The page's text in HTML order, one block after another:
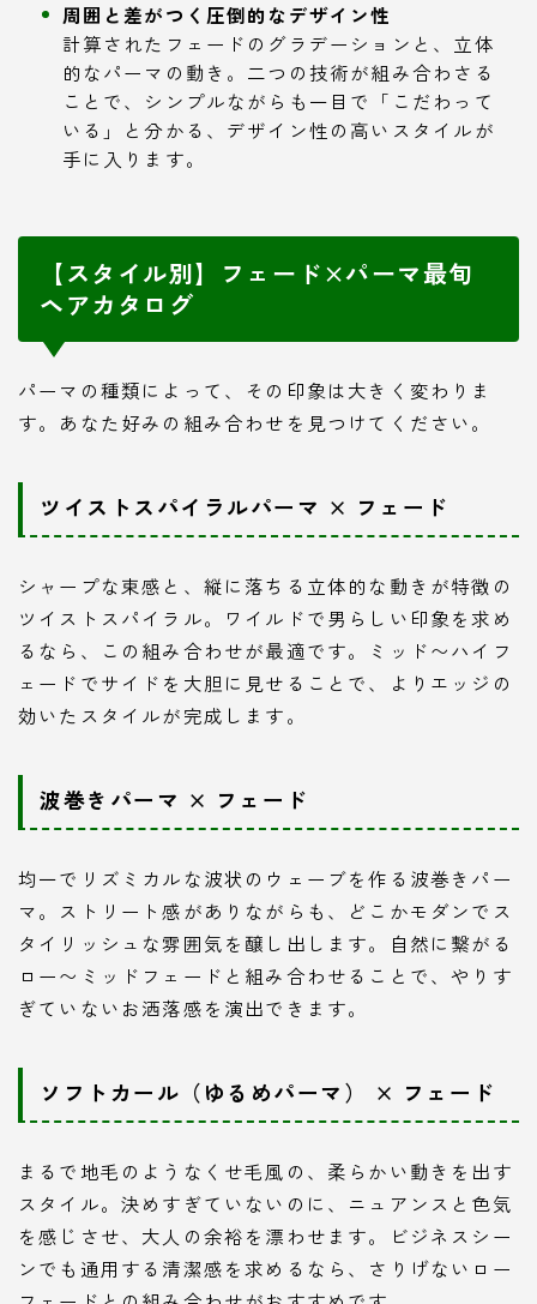
周囲と差がつく圧倒的なデザイン性
計算されたフェードのグラデーションと、立体
的なパーマの動き。二つの技術が組み合わさる
ことで、シンプルながらも一目で「こだわって
いる」と分かる、デザイン性の高いスタイルが
手に入ります。
【スタイル別】フェード×パーマ最旬
ヘアカタログ
パーマの種類によって、その印象は大きく変わりま
す。あなた好みの組み合わせを見つけてください。
ツイストスパイラルパーマ × フェード
シャープな束感と、縦に落ちる立体的な動きが特徴の
ツイストスパイラル。ワイルドで男らしい印象を求め
るなら、この組み合わせが最適です。ミッド〜ハイフ
ェードでサイドを大胆に見せることで、よりエッジの
効いたスタイルが完成します。
波巻きパーマ × フェード
均一でリズミカルな波状のウェーブを作る波巻きパー
マ。ストリート感がありながらも、どこかモダンでス
タイリッシュな雰囲気を醸し出します。自然に繋がる
ロー〜ミッドフェードと組み合わせることで、やりす
ぎていないお洒落感を演出できます。
ソフトカール（ゆるめパーマ） × フェード
まるで地毛のようなくせ毛風の、柔らかい動きを出す
スタイル。決めすぎていないのに、ニュアンスと色気
を感じさせ、大人の余裕を漂わせます。ビジネスシー
ンでも通用する清潔感を求めるなら、さりげないロー